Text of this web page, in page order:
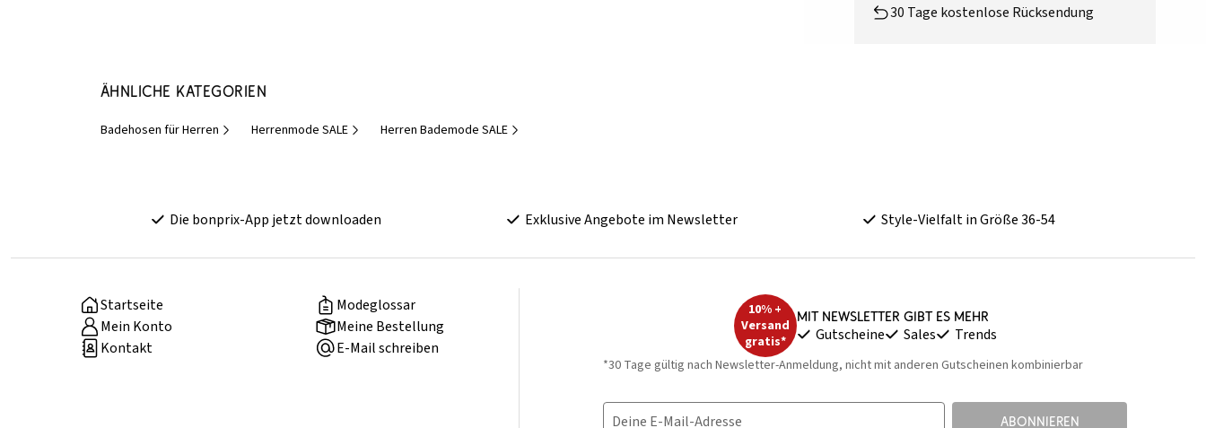
30 Tage kostenlose Rücksendung
Ähnliche Kategorien
Badehosen für Herren Herrenmode SALE Herren Bademode SALE
Die bonprix-App jetzt downloaden Exklusive Angebote im Newsletter Style-Vielfalt in Größe 36-54
Startseite
Modeglossar
Mein Konto
Meine Bestellung
Kontakt
E-Mail schreiben
10% +
Versand
gratis*
Mit Newsletter gibt es mehr
Gutscheine Sales Trends
*30 Tage gültig nach Newsletter-Anmeldung, nicht mit anderen Gutscheinen kombinierbar
Deine E-Mail-Adresse ABONNIEREN